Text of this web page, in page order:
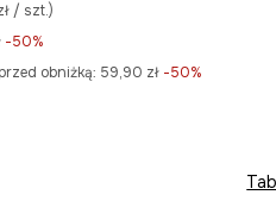
/ szt.)
-50%
obniżką: 59,90 zł -50%